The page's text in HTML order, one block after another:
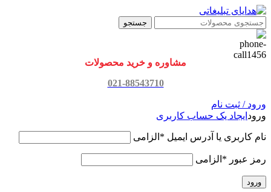
جستجو
مشاوره و خرید محصولات
021-88543710
ورود / ثبت نام
ورود ایجاد یک حساب کاربری
نام کاربری یا آدرس ایمیل * الزامی
رمز عبور * الزامی
ورود